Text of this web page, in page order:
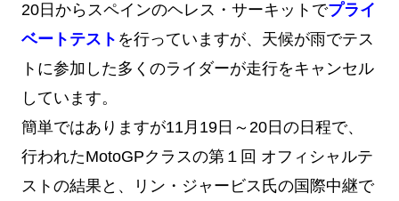
20日からスペインのヘレス・サーキットでプライ
ベートテスト を行っていますが、天候が雨でテス
トに参加した多くのライダーが走行をキャンセル
しています。
簡単ではありますが11月19日～20日の日程で、
行われたMotoGPクラスの第１回 オフィシャルテ
ストの結果と、リン・ジャービス氏の国際中継で